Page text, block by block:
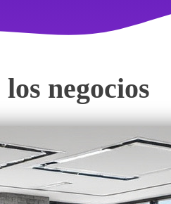
negocios